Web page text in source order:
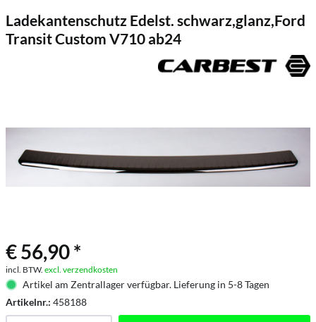
Ladekantenschutz Edelst. schwarz,glanz,Ford
Transit Custom V710 ab24
€ 56,90 *
incl. BTW. excl. verzendkosten
Artikel am Zentrallager verfügbar. Lieferung in 5-8 Tagen
Artikelnr.: 458188